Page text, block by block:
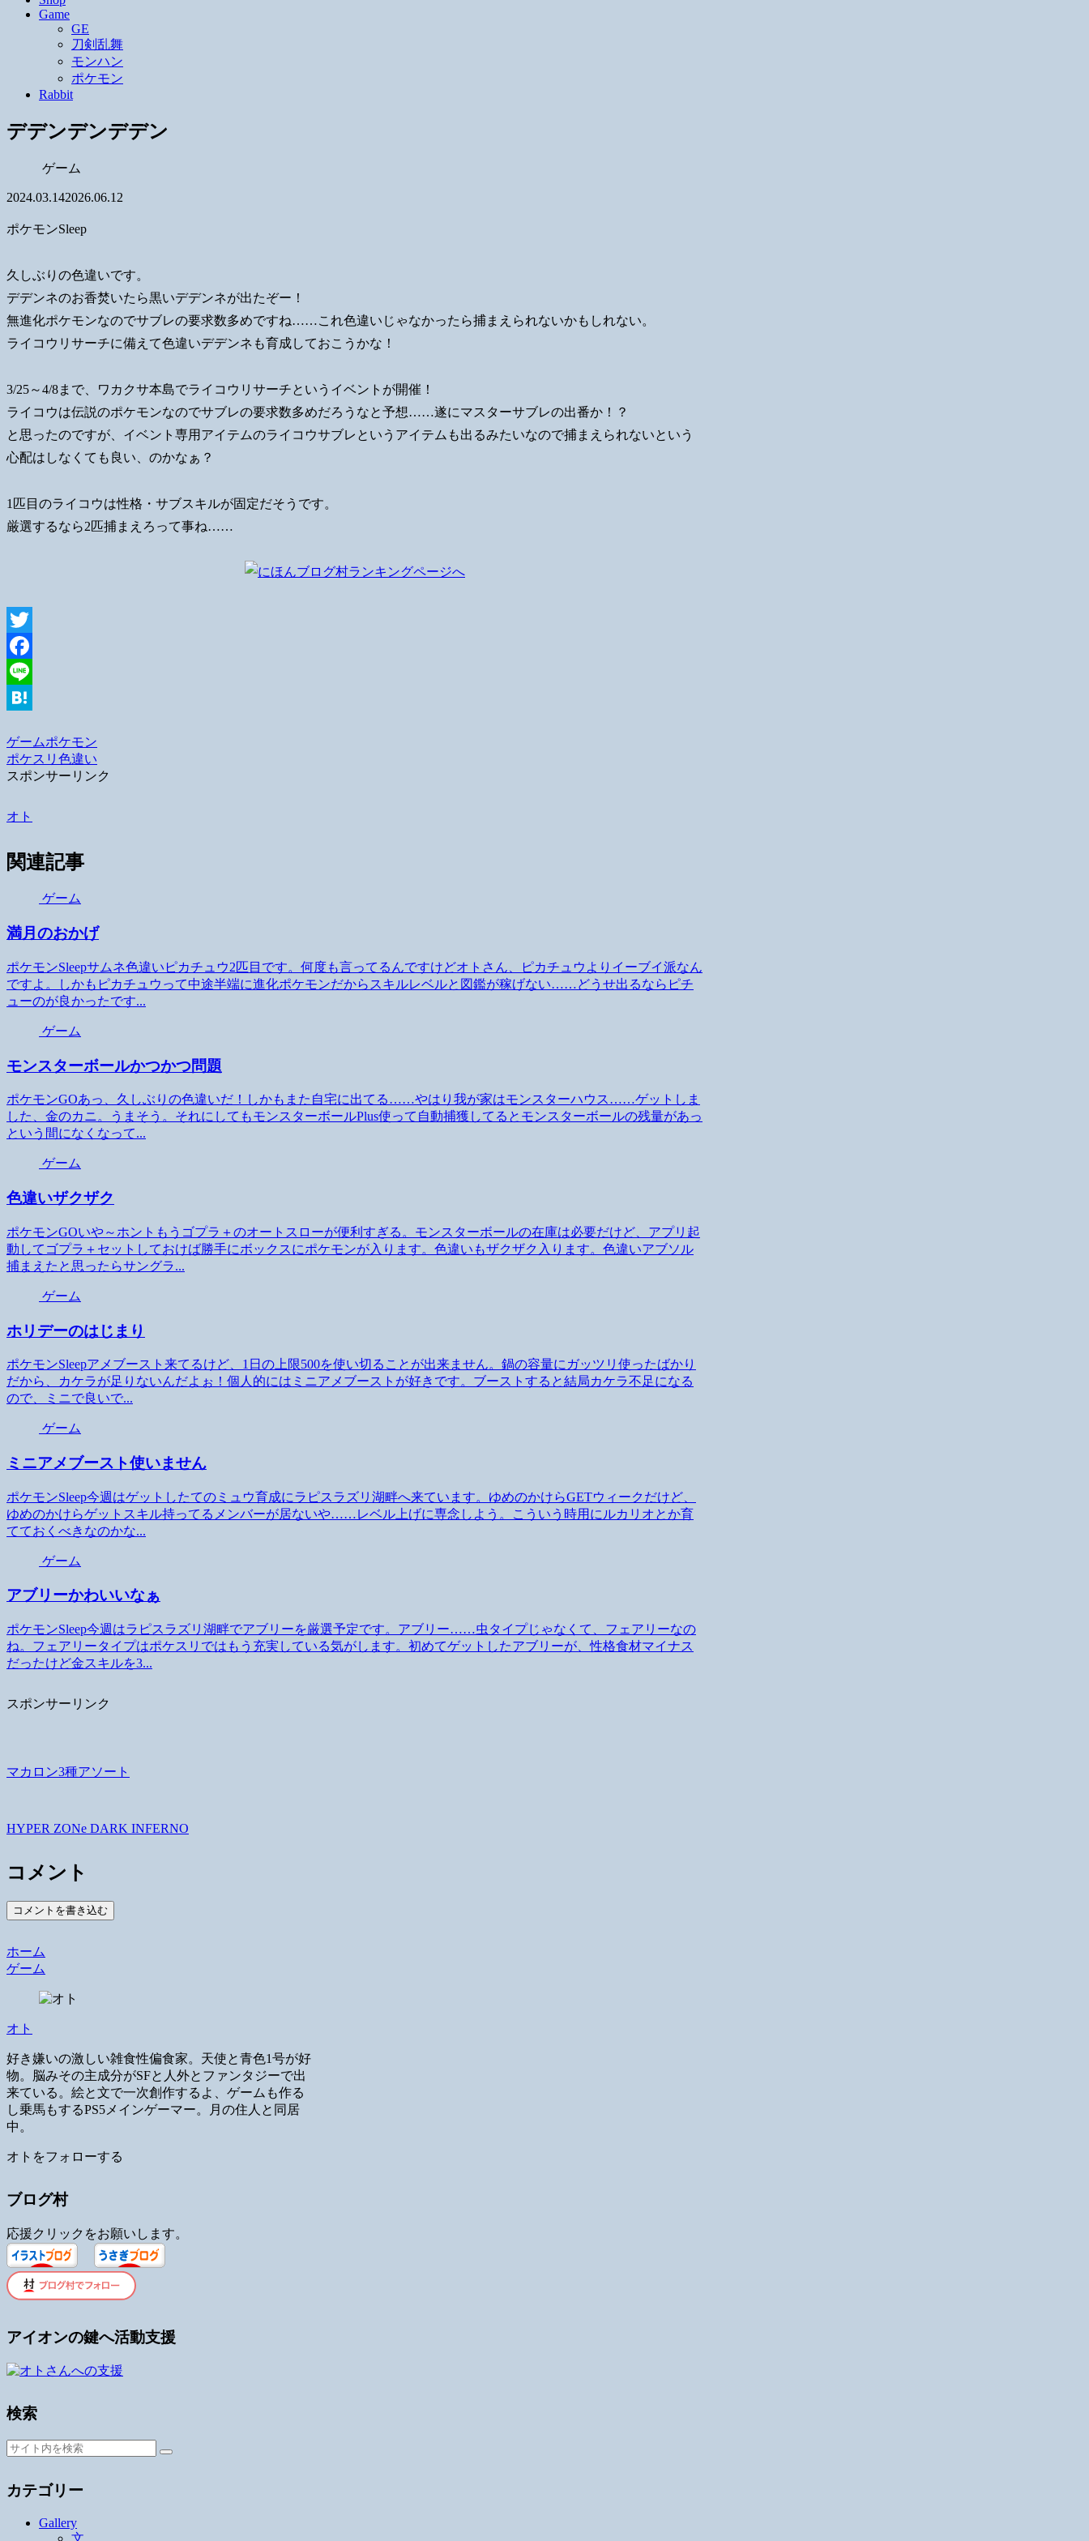
Game
GE
刀剣乱舞
モンハン
ポケモン
Rabbit
デデンデンデデン
ゲーム
2024.03.142026.06.12
ポケモンSleep
久しぶりの色違いです。
デデンネのお香焚いたら黒いデデンネが出たぞー！
無進化ポケモンなのでサブレの要求数多めですね……これ色違いじゃなかったら捕まえられないかもしれない。
ライコウリサーチに備えて色違いデデンネも育成しておこうかな！
3/25～4/8まで、ワカクサ本島でライコウリサーチというイベントが開催！
ライコウは伝説のポケモンなのでサブレの要求数多めだろうなと予想……遂にマスターサブレの出番か！？
と思ったのですが、イベント専用アイテムのライコウサブレというアイテムも出るみたいなので捕まえられないという
心配はしなくても良い、のかなぁ？
1匹目のライコウは性格・サブスキルが固定だそうです。
厳選するなら2匹捕まえろって事ね……
Twitter
Facebook
Line
ゲームポケモン
ポケスリ 色違い
スポンサーリンク
オト
関連記事
ゲーム
満月のおかげ
ポケモンSleepサムネ色違いピカチュウ2匹目です。何度も言ってるんですけどオトさん、ピカチュウよりイーブイ派なん
ですよ。しかもピカチュウって中途半端に進化ポケモンだからスキルレベルと図鑑が稼げない……どうせ出るならピチ
ューのが良かったです...
ゲーム
モンスターボールかつかつ問題
ポケモンGOあっ、久しぶりの色違いだ！しかもまた自宅に出てる……やはり我が家はモンスターハウス……ゲットしま
した、金のカニ。うまそう。それにしてもモンスターボールPlus使って自動捕獲してるとモンスターボールの残量があっ
という間になくなって...
ゲーム
色違いザクザク
ポケモンGOいや～ホントもうゴプラ＋のオートスローが便利すぎる。モンスターボールの在庫は必要だけど、アプリ起
動してゴプラ＋セットしておけば勝手にボックスにポケモンが入ります。色違いもザクザク入ります。色違いアブソル
捕まえたと思ったらサングラ...
ゲーム
ホリデーのはじまり
ポケモンSleepアメブースト来てるけど、1日の上限500を使い切ることが出来ません。鍋の容量にガッツリ使ったばかり
だから、カケラが足りないんだよぉ！個人的にはミニアメブーストが好きです。ブーストすると結局カケラ不足になる
ので、ミニで良いで...
ゲーム
ミニアメブースト使いません
ポケモンSleep今週はゲットしたてのミュウ育成にラピスラズリ湖畔へ来ています。ゆめのかけらGETウィークだけど、
ゆめのかけらゲットスキル持ってるメンバーが居ないや……レベル上げに専念しよう。こういう時用にルカリオとか育
てておくべきなのかな...
ゲーム
アブリーかわいいなぁ
ポケモンSleep今週はラピスラズリ湖畔でアブリーを厳選予定です。アブリー……虫タイプじゃなくて、フェアリーなの
ね。フェアリータイプはポケスリではもう充実している気がします。初めてゲットしたアブリーが、性格食材マイナス
だったけど金スキルを3...
スポンサーリンク
マカロン3種アソート
HYPER ZONe DARK INFERNO
コメント
コメントを書き込む
ホーム
ゲーム
オト
好き嫌いの激しい雑食性偏食家。天使と青色1号が好
物。脳みその主成分がSFと人外とファンタジーで出
来ている。絵と文で一次創作するよ、ゲームも作る
し乗馬もするPS5メインゲーマー。月の住人と同居
中。
オトをフォローする
ブログ村
応援クリックをお願いします。
アイオンの鍵へ活動支援
検索
カテゴリー
Gallery